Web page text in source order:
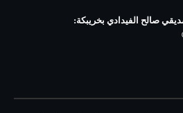
صالح الفيدادي بخريبكة: